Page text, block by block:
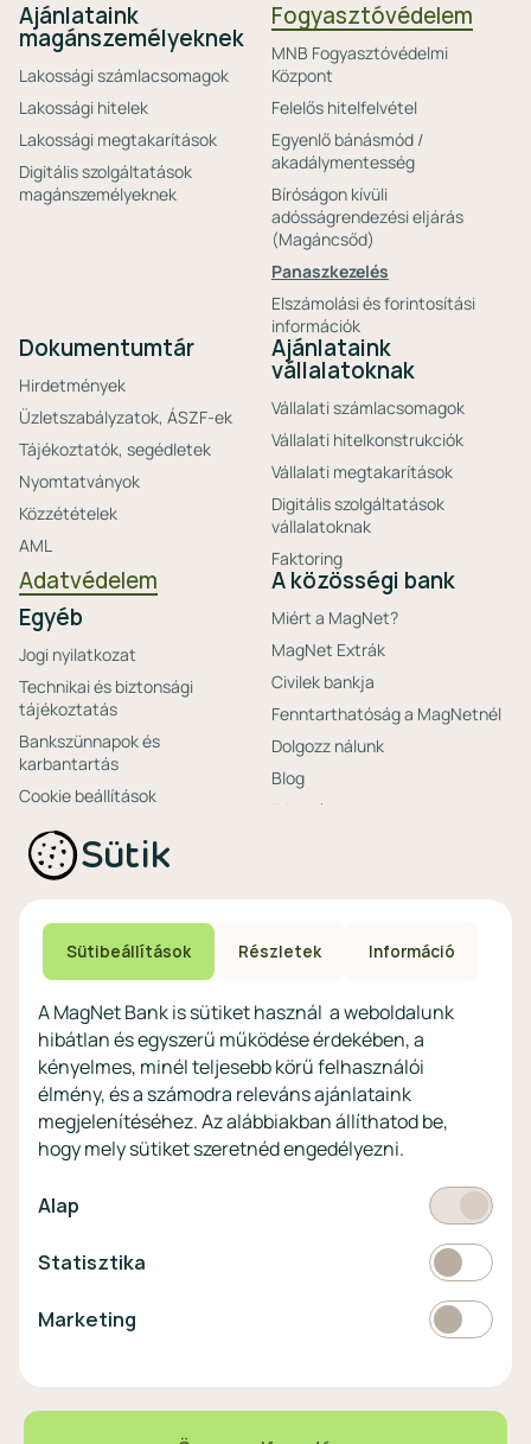
Ajánlataink
magánszemélyeknek
Lakossági számlacsomagok
Lakossági hitelek
Lakossági megtakarítások
Digitális szolgáltatások
magánszemélyeknek
Fogyasztóvédelem
MNB Fogyasztóvédelmi
Központ
Felelős hitelfelvétel
Egyenlő bánásmód /
akadálymentesség
Bíróságon kívüli
adósságrendezési eljárás
(Magáncsőd)
Panaszkezelés
Elszámolási és forintosítási
információk
Dokumentumtár
Hirdetmények
Üzletszabályzatok, ÁSZF-ek
Tájékoztatók, segédletek
Nyomtatványok
Közzétételek
AML
Ajánlataink
vállalatoknak
Vállalati számlacsomagok
Vállalati hitelkonstrukciók
Vállalati megtakarítások
Digitális szolgáltatások
vállalatoknak
Faktoring
Adatvédelem
Egyéb
Jogi nyilatkozat
Technikai és biztonsági
tájékoztatás
Bankszünnapok és
karbantartás
Cookie beállítások
A közösségi bank
Miért a MagNet?
MagNet Extrák
Civilek bankja
Fenntarthatóság a MagNetnél
Dolgozz nálunk
Blog
Friss hírek
Ajánlataink non-
profitoknak
számlacsomagok
Megtakarítások non-
profitoknak
Digitális szolgáltatások non-
profitoknak
eszközökön
Vértezze fel magát a
kibercsalásokkal
szemben!
Látogasson el a KiberPajzs
honlapra!
választó
EUR
Sütik
Sütibeállítások Részletek Információ
A MagNet Bank is sütiket használ a weboldalunk
hibátlan és egyszerű működése érdekében, a
kényelmes, minél teljesebb körű felhasználói
élmény, és a számodra releváns ajánlataink
megjelenítéséhez. Az alábbiakban állíthatod be,
hogy mely sütiket szeretnéd engedélyezni.
Alap Kötelező
Statisztika Statisztikai
Marketing Marketing